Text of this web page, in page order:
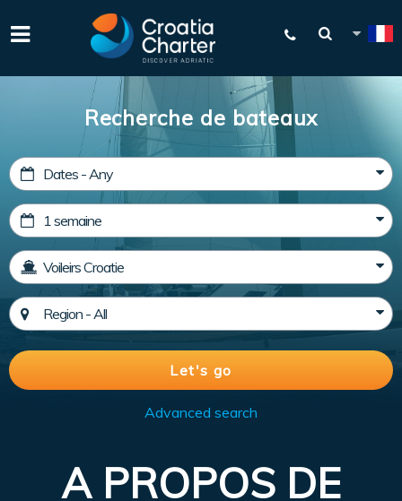
Recherche de bateaux
Advanced search
A PROPOS DE